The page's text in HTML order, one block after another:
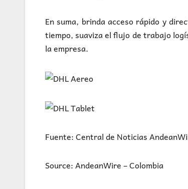
En suma, brinda acceso rápido y
tiempo, suaviza el flujo de trabajo
la empresa.
Fuente: Central de Noticias
Source: AndeanWire – Colombia